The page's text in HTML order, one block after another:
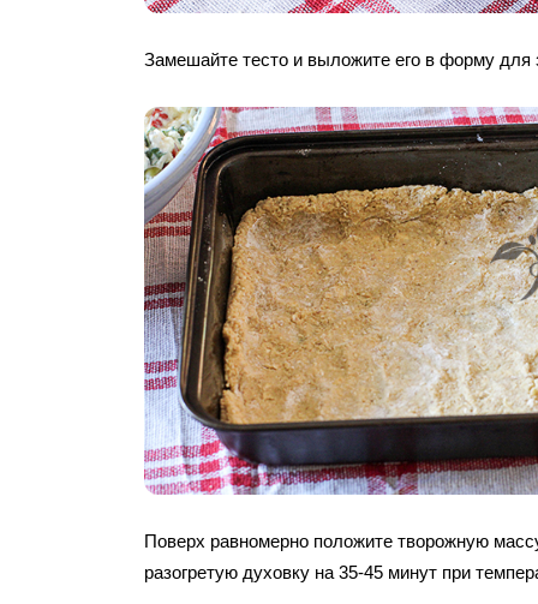
Замешайте тесто и выложите его в форму для
Поверх равномерно положите творожную
разогретую духовку на 35-45 минут при